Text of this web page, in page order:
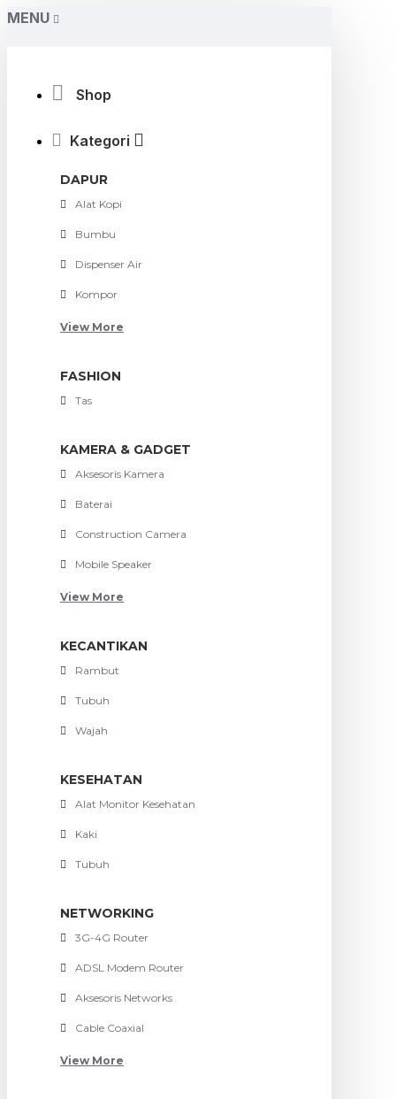
MENU
Shop
Kategori
DAPUR
Alat Kopi
Bumbu
Dispenser Air
Kompor
View More
FASHION
Tas
KAMERA & GADGET
Aksesoris Kamera
Baterai
Construction Camera
Mobile Speaker
View More
KECANTIKAN
Rambut
Tubuh
Wajah
KESEHATAN
Alat Monitor Kesehatan
Kaki
Tubuh
NETWORKING
3G-4G Router
ADSL Modem Router
Aksesoris Networks
Cable Coaxial
View More